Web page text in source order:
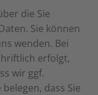
die Sie
Sie können
wenden. Bei
erfolgt,
wir ggf.
dass Sie